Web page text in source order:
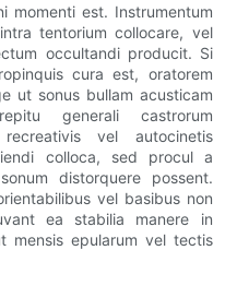
momenti est. Instrumentum
tentorium collocare, vel
occultandi producit. Si
cura est, oratorem
ut sonus bullam acusticam
generali castrorum
vel autocinetis
colloca, sed procul a
distorquere possent.
vel basibus non
ea stabilia manere in
mensis epularum vel tectis